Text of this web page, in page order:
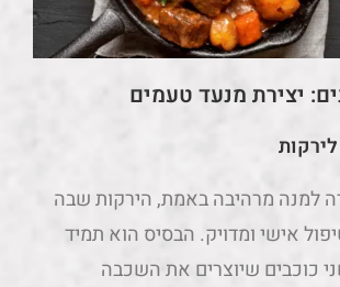
יצירת מנעד טעמים
למנה מרהיבה באמת, הירקות שבה
אישי ומדויק. הבסיס הוא תמיד
כוכבים שיוצרים את השכבה